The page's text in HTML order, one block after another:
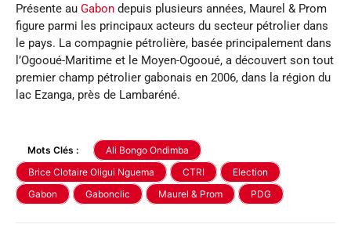
Présente au Gabon depuis plusieurs années, Maurel & Prom
figure parmi les principaux acteurs du secteur pétrolier dans
le pays. La compagnie pétrolière, basée principalement dans
l’Ogooué-Maritime et le Moyen-Ogooué, a découvert son tout
premier champ pétrolier gabonais en 2006, dans la région du
lac Ezanga, près de Lambaréné.
Mots Clés :
Ali Bongo Ondimba
Brice Clotaire Oligui Nguema
CTRI
Election
Gabon
Gabonclic Maurel & Prom PDG